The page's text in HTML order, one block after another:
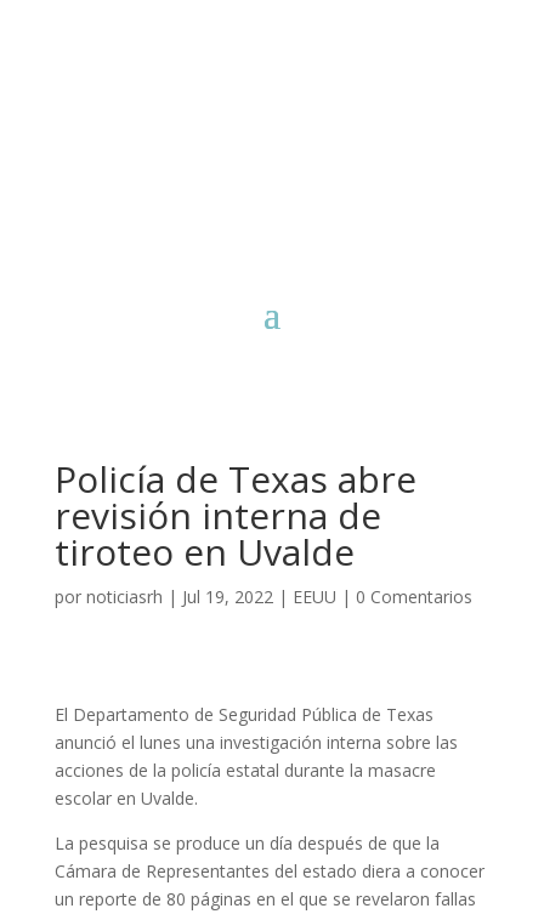
Policía de Texas abre
revisión interna de
tiroteo en Uvalde
por noticiasrh | Jul 19, 2022| EEUU | 0 Comentarios
El Departamento de Seguridad Pública de Texas
anunció el lunes una investigación interna sobre las
acciones de la policía estatal durante la masacre
escolar en Uvalde.
La pesquisa se produce un día después de que la
Cámara de Representantes del estado diera a conocer
un reporte de 80 páginas en el que se revelaron fallas